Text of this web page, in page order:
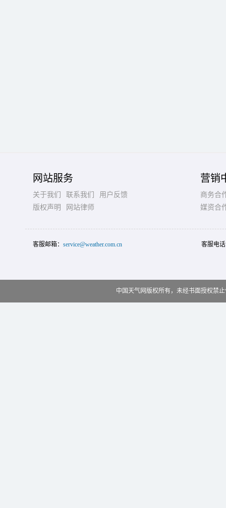
网站服务
关于我们 联系我们
用户反馈
版权声明
网站律师
营销
商务合
媒资合
客服邮箱： service@weather.com.cn 客服电
中国天气网版权所有，未经书面授权